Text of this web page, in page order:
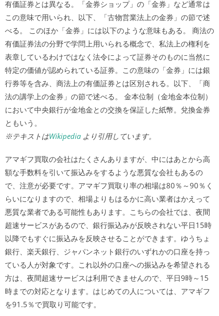
有価証券とは異なる。「金券ショップ」の「金券」など通常は
この意味で用いられ、以下、「古物営業法上の金券」の節で述
べる。 このほか「金券」には以下のような意味もある。 商法の
有価証券法の分野で学問上用いられる概念で、私法上の権利を
表章しているわけではなく法令によって証券そのものに当然に
特定の価値が認められている証券。この意味の「金券」には銀
行券等を含み、商法上の有価証券とは区別される。以下、「商
法の講学上の金券」の節で述べる。 金本位制（金地金本位制）
において中央銀行が金地金との交換を保証した紙幣。兌換金券
ともいう。
※テキストはWikipedia より引用しています。
アマギフ買取の会社はたくさんありますが、中にはあとから高
額な手数料を引いて振込みをするような悪質な会社もあるの
で、注意が必要です。アマギフ買取り率の相場は80％～90％く
らいになりますので、相場よりもはるかに高い業者はかえって
悪質な業者である可能性もあります。こちらの会社では、夜間
超速サービスがあるので、銀行振込みが反映されない平日15時
以降でもすぐに振込みを反映させることができます。ゆうちょ
銀行、楽天銀行、ジャパンネット銀行のいずれかの口座を持っ
ている人が対象です。これ以外の口座への振込みを希望される
方は、夜間超速サービスは利用できませんので、平日9時～15
時までの対応となります。はじめての人については、アマギフ
を91.5％で買取り可能です。